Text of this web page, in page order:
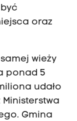
oraz
wieży
ponad 5
udało
Gmina